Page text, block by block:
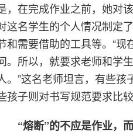
，在完成作业之前，她对
这名学生的个人情况制定
和需要借助的工具等。“
。所以，就要求老师和学
。”这名老师坦言，有些
孩子则对书写规范要求比
“熔断”的不应是作业，